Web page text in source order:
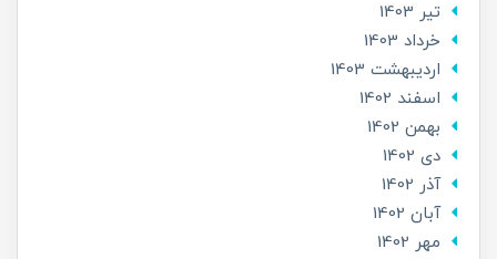
تير 1403
خرداد 1403
ارديبهشت 1403
اسفند 1402
بهمن 1402
دی 1402
آذر 1402
آبان 1402
مهر 1402